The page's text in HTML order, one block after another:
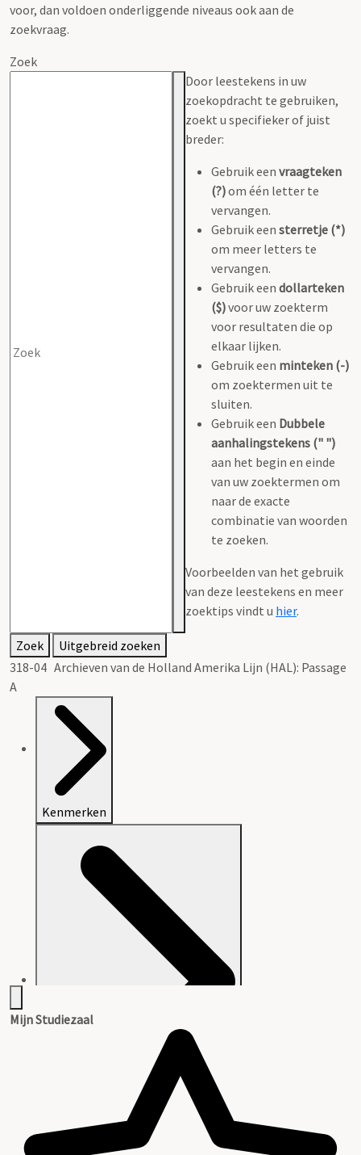
voor, dan voldoen onderliggende niveaus ook aan de
zoekvraag.
Zoek
Door leestekens in uw
zoekopdracht te gebruiken,
zoekt u specifieker of juist
breder:
Gebruik een vraagteken
(?)om één letter te
vervangen.
Gebruik een sterretje (*)
om meer letters te
vervangen.
Gebruik een dollarteken
($)voor uw zoekterm
voor resultaten die op
elkaar lijken.
Gebruik een minteken (-)
om zoektermen uit te
sluiten.
Gebruik een Dubbele
aanhalingstekens (" ")
aan het begin en einde
van uw zoektermen om
naar de exacte
combinatie van woorden
te zoeken.
Voorbeelden van het gebruik
van deze leestekens en meer
zoektips vindt u hier.
Zoek
Uitgebreid zoeken
318-04 Archieven van de Holland Amerika Lijn (HAL): Passage
A
Kenmerken
Inhoud en structuur van het archief
Mijn Studiezaal